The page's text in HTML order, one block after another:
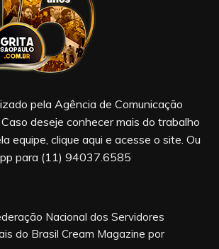
b
e
pela Agência de Comunicação
deseje conhecer mais do trabalho
equipe, clique aqui e acesse o site. Ou
para (11) 94037.6585
Nacional dos Servidores
do Brasil Cream Magazine por